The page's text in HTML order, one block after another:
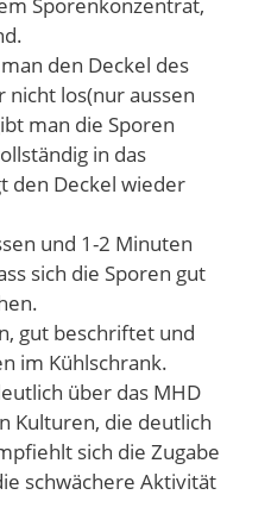
den Deckel des
nicht los(nur aussen
man die Sporen
in das
den Deckel wieder
und 1-2 Minuten
sich die Sporen gut
gut beschriftet und
im Kühlschrank.
über das MHD
Kulturen, die deutlich
sich die Zugabe
schwächere Aktivität